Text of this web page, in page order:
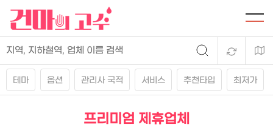
테마 옵션 관리사 국적 서비스 추천타입 최저가
프리미엄 제휴업체